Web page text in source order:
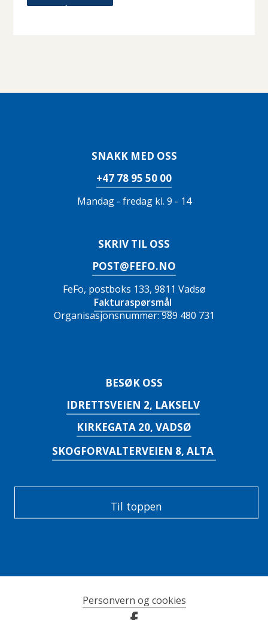
SNAKK MED OSS
+47 78 95 50 00
Mandag - fredag kl. 9 - 14
SKRIV TIL OSS
POST@FEFO.NO
FeFo, postboks 133, 9811 Vadsø
Fakturaspørsmål
Organisasjonsnummer: 989 480 731
BESØK OSS
IDRETTSVEIEN 2, LAKSELV
KIRKEGATA 20, VADSØ
SKOGFORVALTERVEIEN 8, ALTA
Til toppen
Personvern og cookies